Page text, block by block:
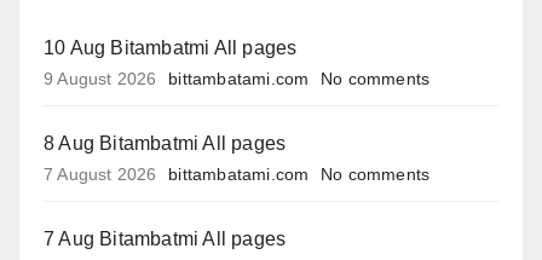
10 Aug Bitambatmi All pages
9 August 2026 bittambatami.com No comments
8 Aug Bitambatmi All pages
7 August 2026 bittambatami.com No comments
7 Aug Bitambatmi All pages